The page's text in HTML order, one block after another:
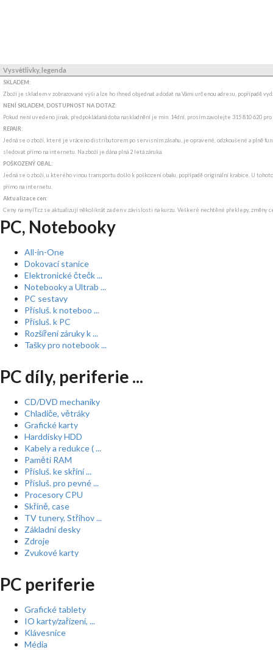
Vysvětlivky, legenda
SKLADEM:
Zboží je skladem v zobrazované výši a lze ho ihned objednat a dodat na Vámi určenou adresu, popřípadě
NENÍ SKLADEM, DOSTUPNOST NA DOTAZ:
Pokud není uvedeno jinak, předpokládaná doba naskladnění je min. 14dní, prosím zavolejte 315 810 620
REPAIR:
Jedná se o zboží, které je vráceno distributorem po servisním zásahu, je opravené, odzkoušené a plně
sledovat přímo na internetu. Na zboží je dána plná 2 letá záruka.
POŠKOZENÝ OBAL:
Jedná se o zboží, u kterého vinou transportu došlo k poškození obalu, popřípadě originální krabice. U
přímo na internetu.
Aktualizace cen:
Ceny na myIT.cz se aktualizují několikrát za den v závislosti na kurzu. Veškeré nechtěné překlepy, změny
PC, Notebooky
All-in-One
Dokovací stanice
Elektronické čtečk ...
Notebooky a Ultrab ...
PC sestavy
Přísluš. k noteboo ...
Přísluš. k PC
Rozšíření záruky k ...
Tašky pro notebook ...
PC díly, periferie ...
CD/DVD mechaniky
Chladiče, větráky
Grafické karty
Harddisky HDD
Kabely a redukce ( ...
Paměti RAM
Přísluš. ke skříní ...
Přísluš. pro pevné ...
Procesory CPU
Skříně, case
TV tunery, Střihov ...
Základní desky
Zdroje
Zvukové karty
PC periferie
Grafické tablety
IO karty/zařízení, ...
Klávesnice
Média